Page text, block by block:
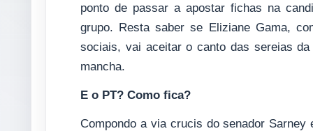
ponto de passar a apostar fichas na
grupo. Resta saber se Eliziane Gama,
sociais, vai aceitar o canto das sereias
mancha.
E o PT? Como fica?
Compondo a via crucis do senador